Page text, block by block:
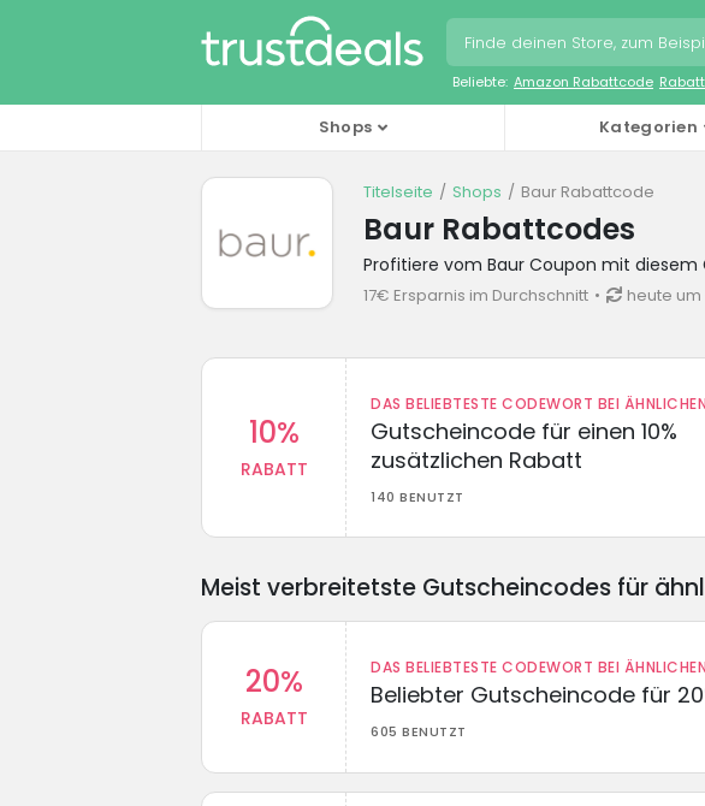
Beliebte: Amazon Rabattcode
Shops Kategorien
Titelseite Shops Baur Rabattcode
Baur Rabattcodes
Profitiere vom Baur Coupon mit
17€ Ersparnis im Durchschnitt heute um
10%
RABATT
DAS BELIEBTESTE CODEWORT BEI
Gutscheincode für einen 10%
zusätzlichen Rabatt
140 BENUTZT
Meist verbreitetste Gutscheincodes für
20%
RABATT
DAS BELIEBTESTE CODEWORT BEI
Beliebter Gutscheincode für
605 BENUTZT